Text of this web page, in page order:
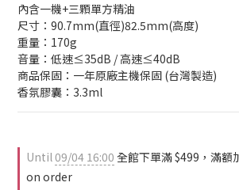
內含一機+三顆單方精油
尺寸：90.7mm(直徑)82.5mm(高度)
重量：170g
音量：低速≤35dB / 高速≤40dB
商品保固：一年原廠主機保固 (台灣製造)
香氛膠囊：3.3ml
Until09/04 16:00 全館下單滿 $499，滿額
on order